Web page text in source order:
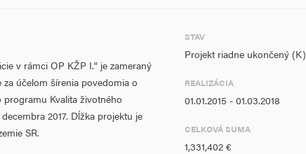
v rámci OP KŽP I." je zameraný
účelom šírenia povedomia o
Kvalita životného
2017. Dĺžka projektu je
SR.
STAV
Projekt riadne ukončený (K)
REALIZÁCIA
01.01.2015 - 01.03.2018
CELKOVÁ SUMA
1,331,402 €